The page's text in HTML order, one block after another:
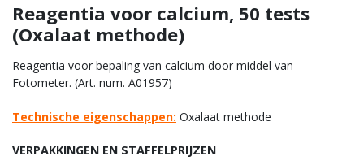
Reagentia voor calcium, 50 tests
(Oxalaat methode)
Reagentia voor bepaling van calcium door middel van
Fotometer. (Art. num. A01957)
Technische eigenschappen: Oxalaat methode
VERPAKKINGEN EN STAFFELPRIJZEN